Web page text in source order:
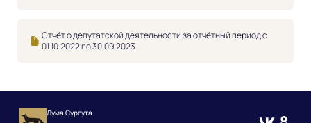
Отчёт о депутатской деятельности за отчётный период с
01.10.2022 по 30.09.2023
Дума Сургута